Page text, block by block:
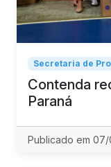
Secretaria de
Contenda
Paraná
Publicado em